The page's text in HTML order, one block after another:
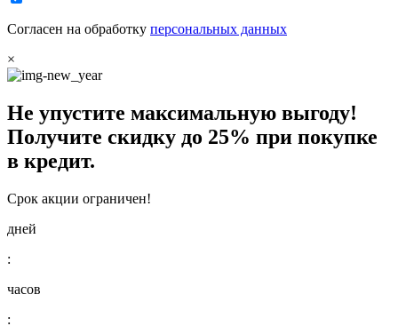
Согласен на обработку персональных данных
×
Не упустите максимальную выгоду!
Получите скидку до 25% при покупке
в кредит.
Срок акции ограничен!
дней
:
часов
: